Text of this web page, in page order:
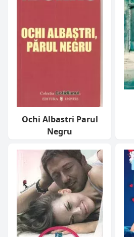
Ochi Albastri Parul
Negru